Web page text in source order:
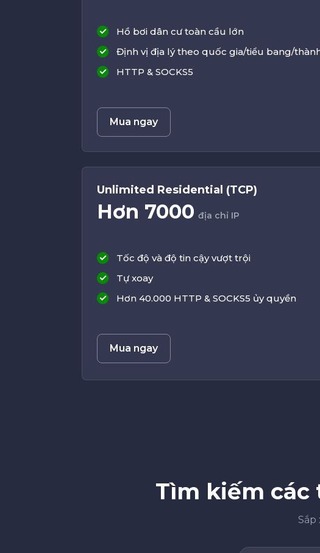
Hồ bơi dân cư toàn cầu lớn
Định vị địa lý theo quốc gia/tiểu bang/
HTTP & SOCKS5
Mua ngay
Unlimited Residential (TCP)
Hơn 7000 địa chỉ IP
Tốc độ và độ tin cậy vượt trội
Tự xoay
Hơn 40.000 HTTP & SOCKS5 ủy quyền
Mua ngay
Tìm kiếm các
Sắp